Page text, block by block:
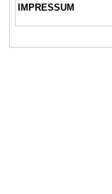
IMPRESSUM